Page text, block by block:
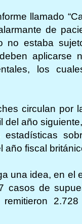
llamado
de
no estaba
aplicarse
los
circulan por
del año
año fiscal
una idea, en el
casos de